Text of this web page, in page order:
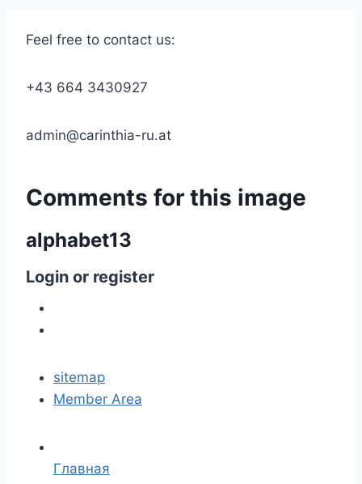
Feel free to contact us:
+43 664 3430927
admin@carinthia-ru.at
Comments for this image
alphabet13
Login or register
sitemap
Member Area
Главная